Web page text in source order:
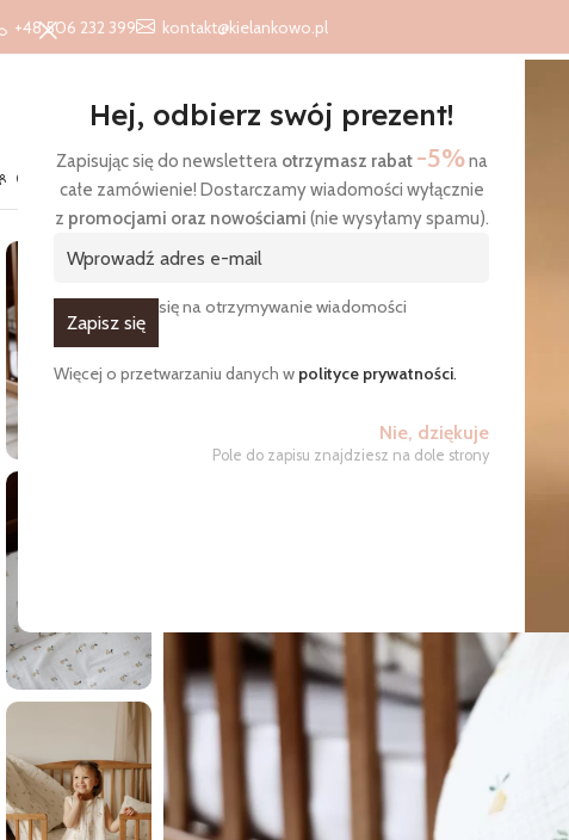
Hej, odbierz swój prezent!
Zapisując się do newslettera otrzymasz rabat -5%na
całe zamówienie! Dostarczamy wiadomości wyłącznie
z promocjami oraz nowościami (nie wysyłamy spamu).
Zgadzam się na otrzymywanie wiadomości
Więcej o przetwarzaniu danych w polityce prywatności.
Nie, dziękuje
Pole do zapisu znajdziesz na dole strony
+48 506 232 399 kontakt@kielankowo.pl
O nas Kontakt Blog
Strona główna/Produkty/Pościele/ Muślinowa pościel wzór Gruszki